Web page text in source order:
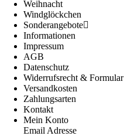
Weihnacht
Windglöckchen
Sonderangebote
Informationen
Impressum
AGB
Datenschutz
Widerrufsrecht & Formular
Versandkosten
Zahlungsarten
Kontakt
Mein Konto
Email Adresse